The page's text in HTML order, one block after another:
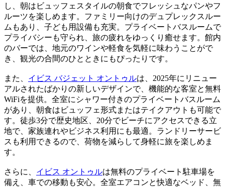
し、朝はビュッフェスタイルの朝食でフレッシュなパンやフ
ルーツを楽しめます。ファミリー向けのデュプレックスルー
ムもあり、子ども用設備も充実。プライベートバスルームで
プライバシーも守られ、旅の疲れをゆっくり癒せます。館内
のバーでは、地元のワインや軽食を気軽に味わうことがで
き、観光の合間のひとときにもぴったりです。
また、 イビス バジェット オントゥルは、2025年にリニュー
アルされたばかりの新しいデザインで、機能的な客室と無料
WiFiを提供。全室にシャワー付きのプライベートバスルーム
があり、朝食はビュッフェ形式またはテイクアウトも可能で
す。徒歩3分で歴史地区、20分でビーチにアクセスできる立
地で、家族連れやビジネス利用にも最適。ランドリーサービ
スも利用できるので、荷物を減らして身軽に旅を楽しめま
す。
さらに、 イビス オントゥルは無料のプライベート駐車場を
備え、車での移動も安心。全室エアコンと快適なベッド、無